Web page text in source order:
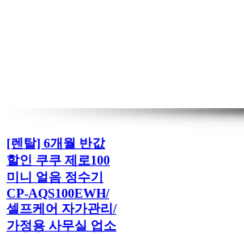
[렌탈] 6개월 반값
할인 쿠쿠 제로100
미니 얼음 정수기
CP-AQS100EWH/
셀프케어 자가관리/
가정용 사무실 업소